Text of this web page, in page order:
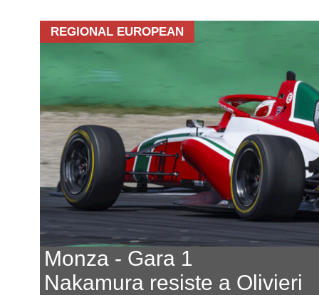
REGIONAL EUROPEAN
Monza - Gara 1
Nakamura resiste a Olivieri